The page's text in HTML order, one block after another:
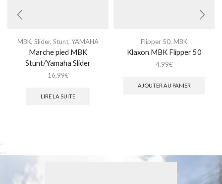
MBK, Slider, Stunt, YAMAHA
Marche pied MBK
Stunt/Yamaha Slider
16,99€
LIRE LA SUITE
Flipper 50, MBK
Klaxon MBK Flipper 50
4,99€
AJOUTER AU PANIER